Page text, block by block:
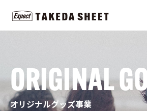
ORIGINAL
オリジナルグッズ事業